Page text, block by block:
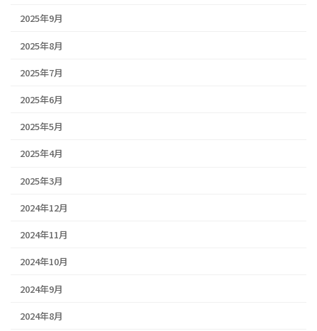
2025年9月
2025年8月
2025年7月
2025年6月
2025年5月
2025年4月
2025年3月
2024年12月
2024年11月
2024年10月
2024年9月
2024年8月